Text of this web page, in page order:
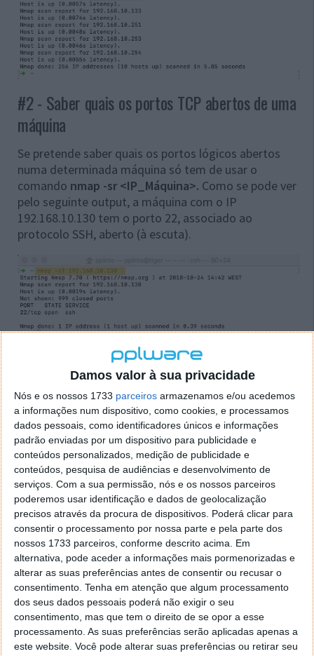
Damos valor à sua privacidade
Nós e os nossos 1733 parceiros armazenamos e/ou acedemos
a informações num dispositivo, como cookies, e processamos
dados pessoais, como identificadores únicos e informações
padrão enviadas por um dispositivo para publicidade e
conteúdos personalizados, medição de publicidade e
conteúdos, pesquisa de audiências e desenvolvimento de
serviços. Com a sua permissão, nós e os nossos parceiros
poderemos usar identificação e dados de geolocalização
precisos através da procura de dispositivos. Poderá clicar para
consentir o processamento por nossa parte e pela parte dos
nossos 1733 parceiros, conforme descrito acima. Em
alternativa, pode aceder a informações mais pormenorizadas e
alterar as suas preferências antes de consentir ou recusar o
consentimento. Tenha em atenção que algum processamento
dos seus dados pessoais poderá não exigir o seu
consentimento, mas que tem o direito de se opor a esse
processamento. As suas preferências serão aplicadas apenas a
este website. Você pode alterar suas preferências ou retirar seu
#2 - Saber quais os portos TCP abertos de uma
máquina
Se pretende saber quais os portos lógicos abertos
numa determinada máquina só tem de usar o
comando nmap -sr <IP_Máquina>. Como se pode ver
pelo seguinte output, a máquina com o IP
192.168.10.130 tem o porto 22, associado ao
protocolo SSH, aberto (à escuta).
#3 - Saber se um porto específico está aberto
Considere que pretende saber se um determinado
porto lógico está aberto numa determinada
máquina. Com o nmap o processo é bastante simples
sendo apenas necessário indicar o porto lógico e a
máquina: nmap -p <porto> <máquina>.
#4 - Saber o sistema operativo de uma
determinada máquina
Quer saber remotamente qual o sistema operativo